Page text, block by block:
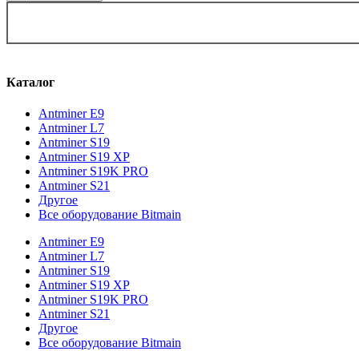
Каталог
Antminer E9
Antminer L7
Antminer S19
Antminer S19 XP
Antminer S19K PRO
Antminer S21
Другое
Все оборудование Bitmain
Antminer E9
Antminer L7
Antminer S19
Antminer S19 XP
Antminer S19K PRO
Antminer S21
Другое
Все оборудование Bitmain